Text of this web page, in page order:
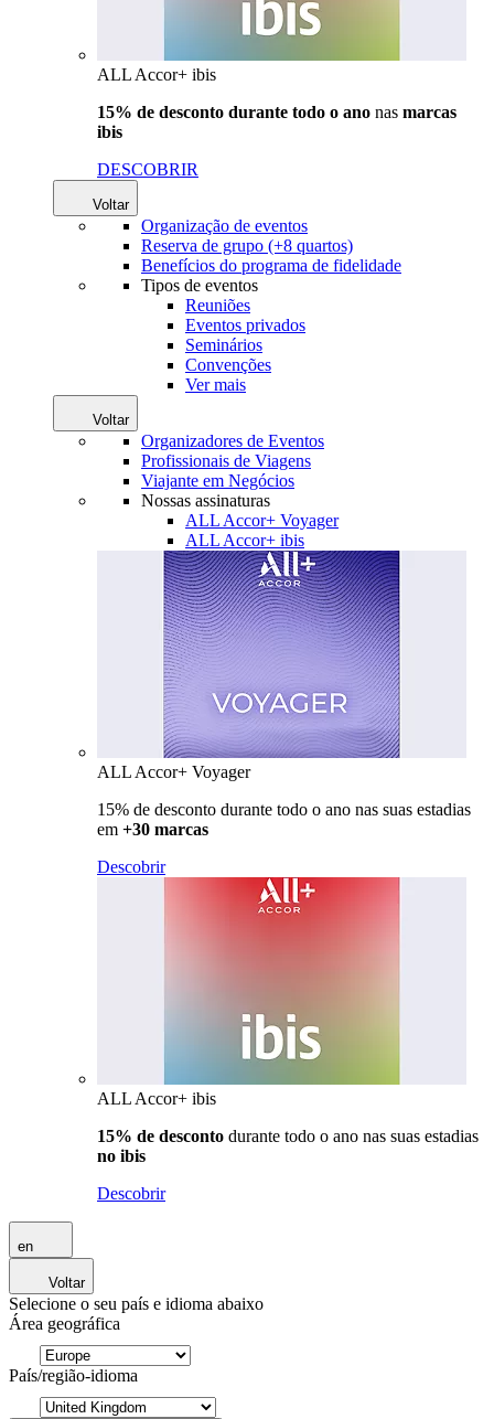
ALL Accor+ ibis
15% de desconto durante todo o ano nas marcas
ibis
DESCOBRIR
Voltar
Organização de eventos
Reserva de grupo (+8 quartos)
Benefícios do programa de fidelidade
Tipos de eventos
Reuniões
Eventos privados
Seminários
Convenções
Ver mais
Voltar
Organizadores de Eventos
Profissionais de Viagens
Viajante em Negócios
Nossas assinaturas
ALL Accor+ Voyager
ALL Accor+ ibis
ALL Accor+ Voyager
15% de desconto durante todo o ano nas suas estadias
em +30 marcas
Descobrir
ALL Accor+ ibis
15% de desconto durante todo o ano nas suas estadias
no ibis
Descobrir
en
Voltar
Selecione o seu país e idioma abaixo
Área geográfica
País/região-idioma